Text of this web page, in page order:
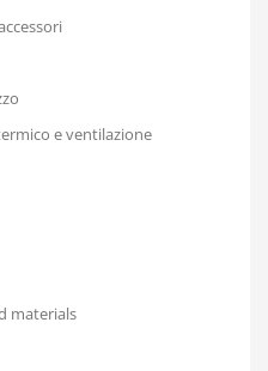
e ventilazione
materials